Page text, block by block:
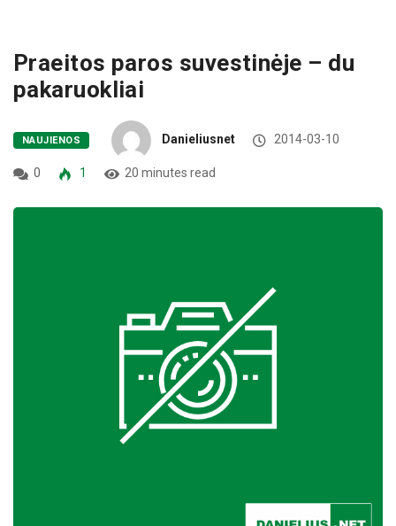
Praeitos paros suvestinėje – du
pakaruokliai
NAUJIENOS Danieliusnet 2014-03-10
0 1 20 minutes read